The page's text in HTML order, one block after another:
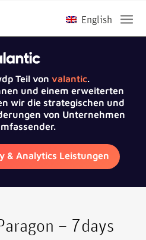
Teil von valantic.
und einem erweiterten
wir die strategischen und
von Unternehmen
& Analytics Leistungen
– 7days